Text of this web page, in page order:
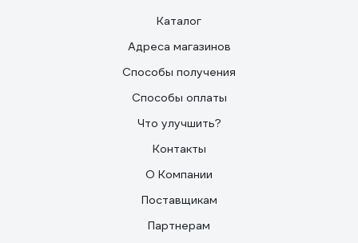
Каталог
Адреса магазинов
Способы получения
Способы оплаты
Что улучшить?
Контакты
О Компании
Поставщикам
Партнерам